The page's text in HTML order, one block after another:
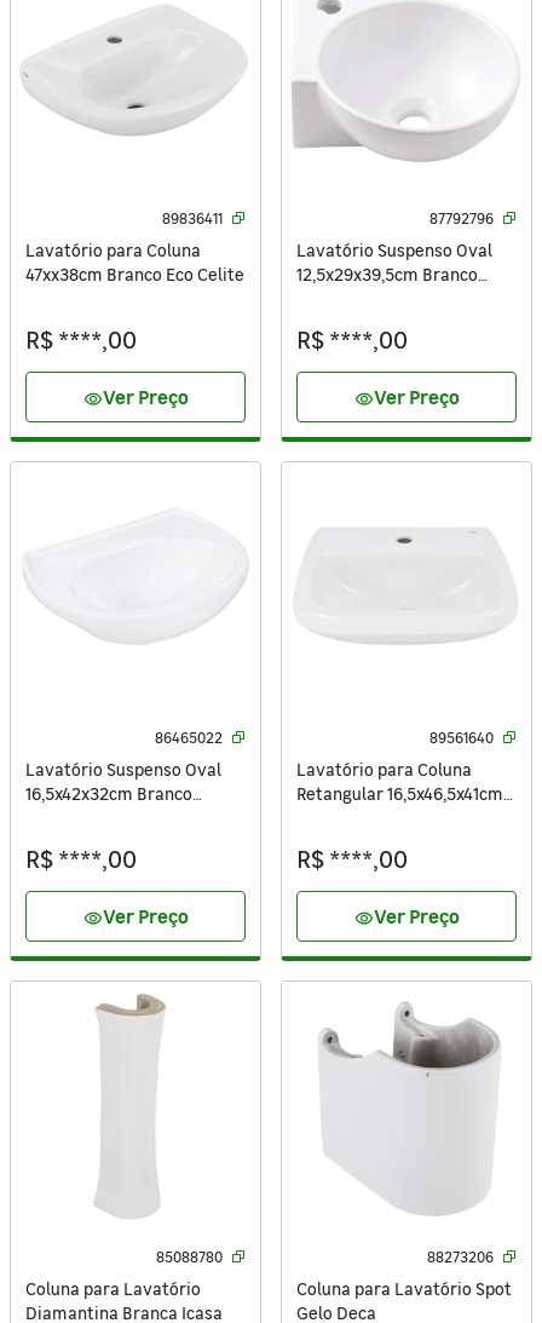
89836411
Lavatório para Coluna
47xx38cm Branco Eco Celite
R$ ****,00
visibilityVer Preço
87792796
Lavatório Suspenso Oval
12,5x29x39,5cm Branco
R$ ****,00
visibilityVer Preço
86465022
Lavatório Suspenso Oval
16,5x42x32cm Branco
R$ ****,00
visibilityVer Preço
89561640
Lavatório para Coluna
Retangular 16,5x46,5x41cm
R$ ****,00
visibilityVer Preço
85088780
Coluna para Lavatório
Diamantina Branca Icasa
88273206
Coluna para Lavatório Spot
Gelo Deca